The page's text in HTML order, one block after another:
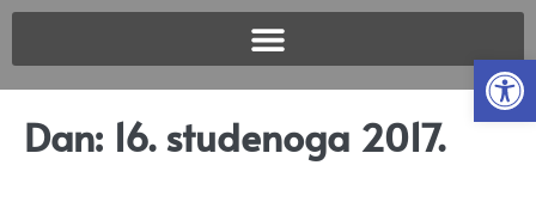
Dan: 16. studenoga 2017.